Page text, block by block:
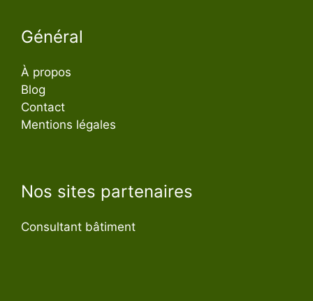
Général
À propos
Blog
Contact
Mentions légales
Nos sites partenaires
Consultant bâtiment